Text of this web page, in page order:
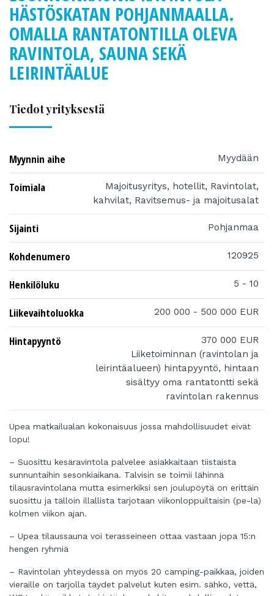
HÄSTÖSKATAN POHJANMAALLA.
OMALLA RANTATONTILLA OLEVA
RAVINTOLA, SAUNA SEKÄ
LEIRINTÄALUE
Tiedot yrityksestä
Myynnin aihe Myydään
Toimiala
Majoitusyritys, hotellit, Ravintolat,
kahvilat, Ravitsemus- ja majoitusalat
Sijainti Pohjanmaa
Kohdenumero 120925
Henkilöluku 5 - 10
Liikevaihtoluokka 200 000 - 500 000 EUR
Hintapyyntö
370 000 EUR
Liiketoiminnan (ravintolan ja
leirintäalueen) hintapyyntö, hintaan
sisältyy oma rantatontti sekä
ravintolan rakennus
Upea matkailualan kokonaisuus jossa mahdollisuudet eivät
lopu!
– Suosittu kesäravintola palvelee asiakkaitaan tiistaista
sunnuntaihin sesonkiaikana. Talvisin se toimii lähinnä
tilausravintolana mutta esimerkiksi sen joulupöytä on erittäin
suosittu ja tällöin illallista tarjotaan viikonloppuiltaisin (pe-la)
kolmen viikon ajan.
– Upea tilaussauna voi terasseineen ottaa vastaan jopa 15:n
hengen ryhmiä
– Ravintolan yhteydessä on myös 20 camping-paikkaa, joiden
vieraille on tarjolla täydet palvelut kuten esim. sähkö, vettä,